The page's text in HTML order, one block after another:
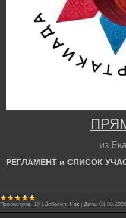
из
РЕГЛАМЕНТ и СПИСОК
Просмотров: 16 Добавил: Ник Дата: 04.08.2026